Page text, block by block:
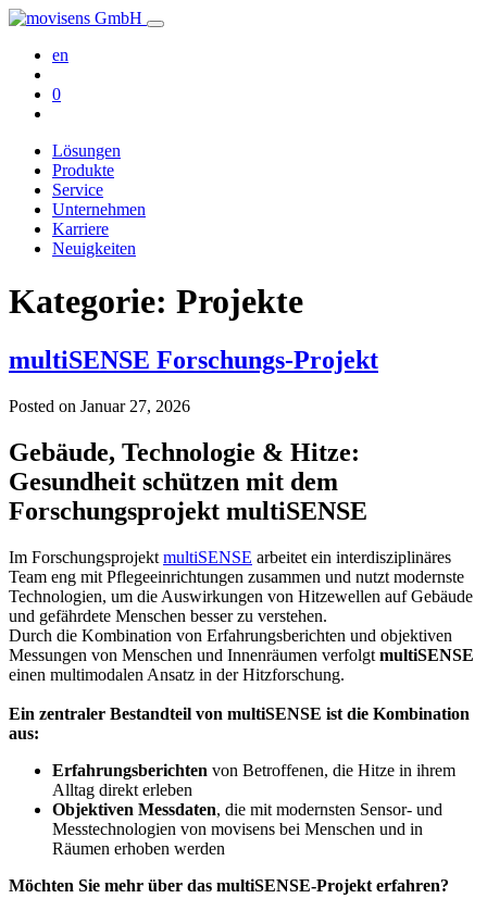
en
0
Lösungen
Produkte
Service
Unternehmen
Karriere
Neuigkeiten
Kategorie: Projekte
multiSENSE Forschungs-Projekt
Posted on Januar 27, 2026
Gebäude, Technologie & Hitze:
Gesundheit schützen mit dem
Forschungsprojekt multiSENSE
Im Forschungsprojekt multiSENSE arbeitet ein interdisziplinäres
Team eng mit Pflegeeinrichtungen zusammen und nutzt modernste
Technologien, um die Auswirkungen von Hitzewellen auf Gebäude
und gefährdete Menschen besser zu verstehen.
Durch die Kombination von Erfahrungsberichten und objektiven
Messungen von Menschen und Innenräumen verfolgt multiSENSE
einen multimodalen Ansatz in der Hitzforschung.
Ein zentraler Bestandteil von multiSENSE ist die Kombination
aus:
Erfahrungsberichten von Betroffenen, die Hitze in ihrem
Alltag direkt erleben
Objektiven Messdaten, die mit modernsten Sensor- und
Messtechnologien von movisens bei Menschen und in
Räumen erhoben werden
Möchten Sie mehr über das multiSENSE-Projekt erfahren?